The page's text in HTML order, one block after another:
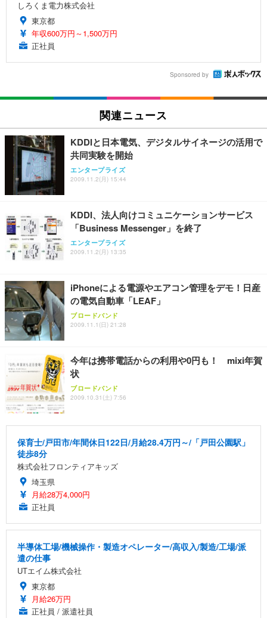
しろくま電力株式会社
東京都
年収600万円～1,500万円
正社員
Sponsored by
関連ニュース
KDDIと日本電気、デジタルサイネージの活用で
共同実験を開始
エンタープライズ
2009.11.2(月) 15:44
KDDI、法人向けコミュニケーションサービス
「Business Messenger」を終了
エンタープライズ
2009.11.2(月) 13:35
iPhoneによる電源やエアコン管理をデモ！日産
の電気自動車「LEAF」
ブロードバンド
2009.11.1(日) 21:28
今年は携帯電話からの利用や0円も！ mixi年賀
状
ブロードバンド
2009.10.31(土) 7:56
保育士/戸田市/年間休日122日/月給28.4万円～/「戸田公園駅」
徒歩8分
株式会社フロンティアキッズ
埼玉県
月給28万4,000円
正社員
半導体工場/機械操作・製造オペレーター/高収入/製造/工場/派
遣の仕事
UTエイム株式会社
東京都
月給26万円
正社員 / 派遣社員